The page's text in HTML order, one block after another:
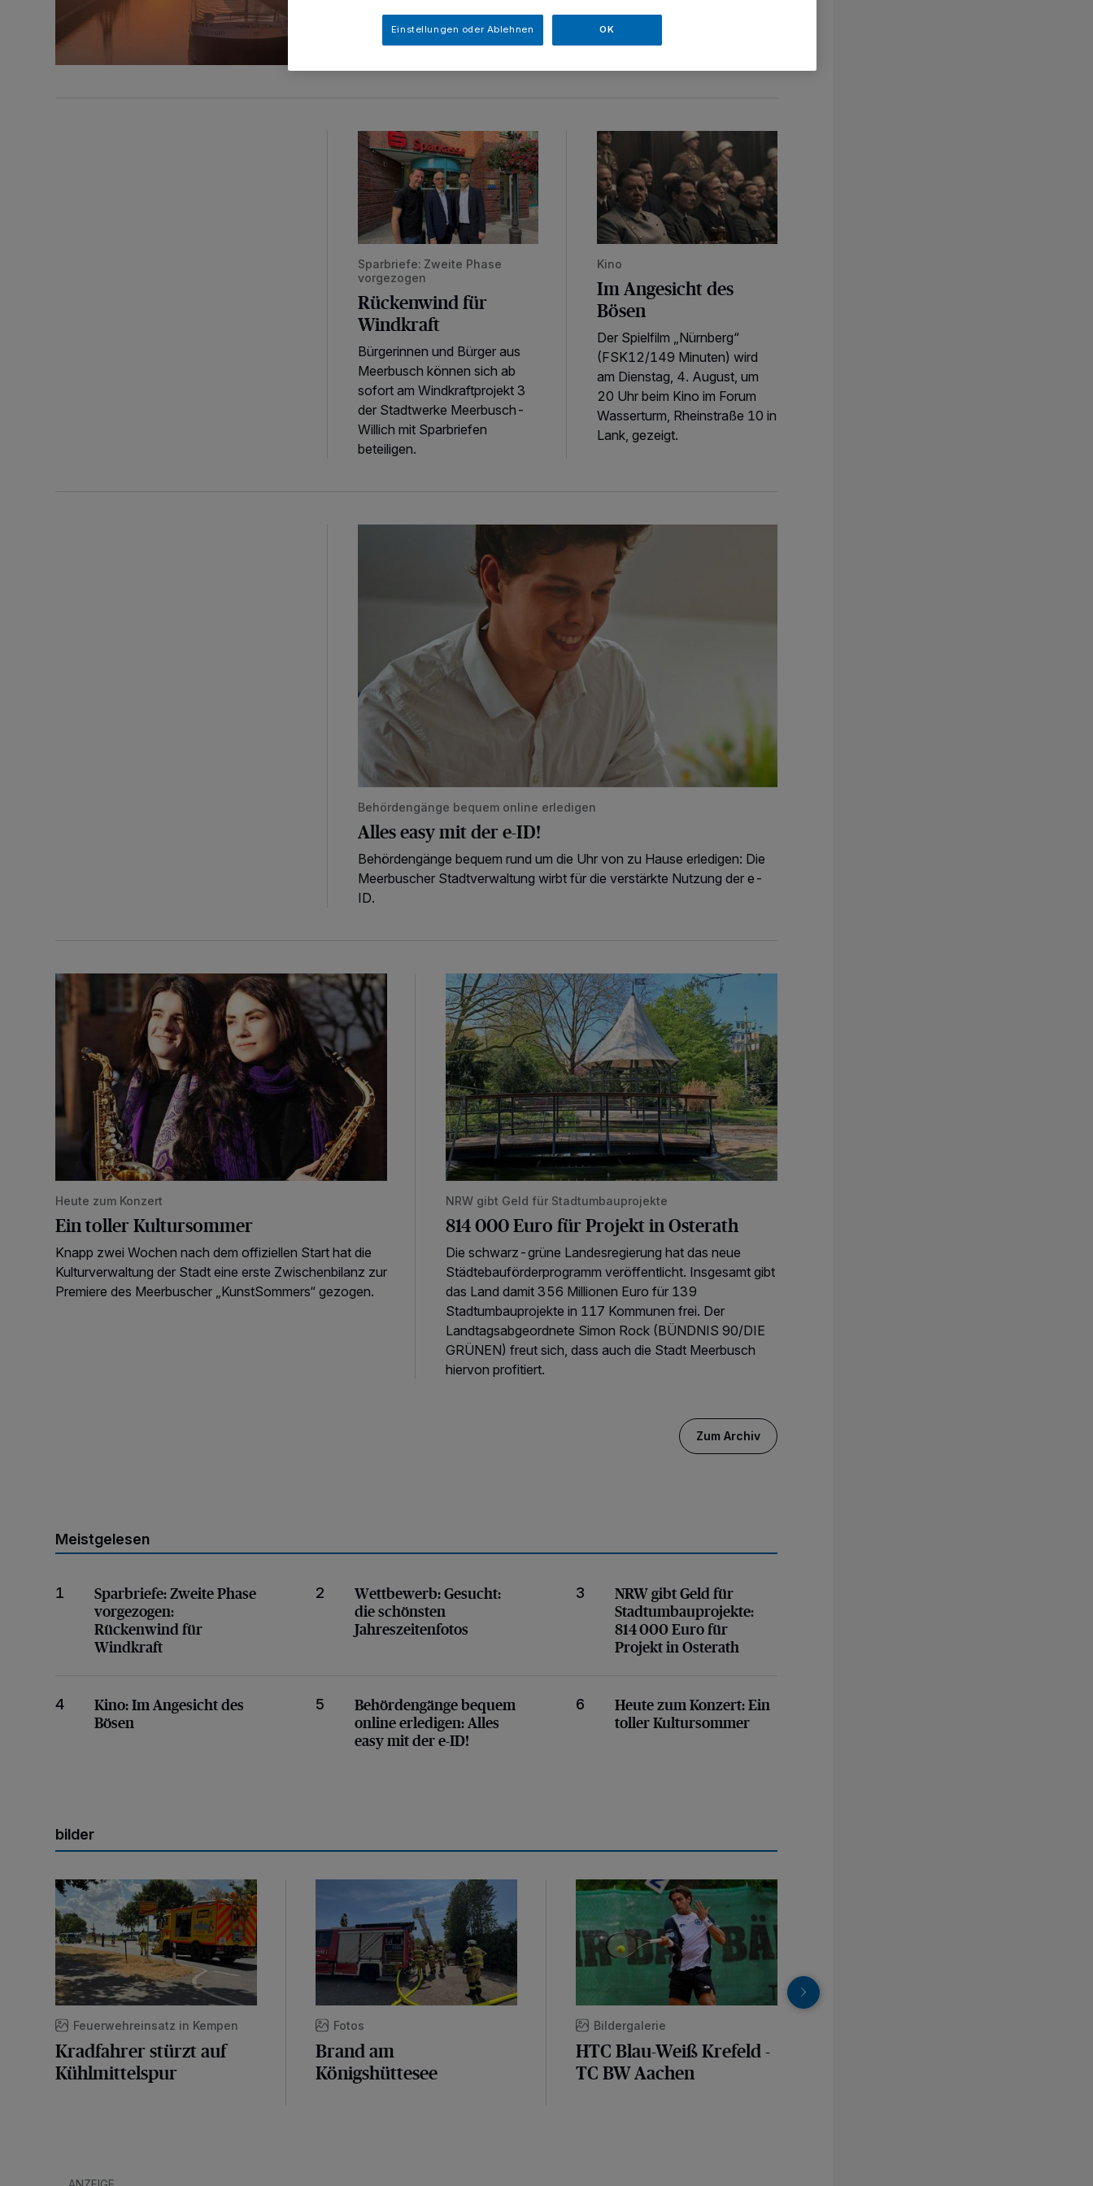
Rückenwind für Windkraft
Sparbriefe: Zweite Phase
vorgezogen
Rückenwind für
Windkraft
Bürgerinnen und Bürger aus
Meerbusch können sich ab
sofort am Windkraftprojekt 3
der Stadtwerke Meerbusch-
Willich mit Sparbriefen
beteiligen.
Im Angesicht des Bösen
Kino
Im Angesicht des
Bösen
Der Spielfilm „Nürnberg“
(FSK12/149 Minuten) wird
am Dienstag, 4. August, um
20 Uhr beim Kino im Forum
Wasserturm, Rheinstraße 10 in
Lank, gezeigt.
Behördengänge bequem online erledigen
Alles easy mit der e-ID!
Behördengänge bequem rund um die Uhr von zu Hause erledigen: Die
Meerbuscher Stadtverwaltung wirbt für die verstärkte Nutzung der e-
ID.
Ein toller Kultursommer
Heute zum Konzert
Ein toller Kultursommer
Knapp zwei Wochen nach dem offiziellen Start hat die
Kulturverwaltung der Stadt eine erste Zwischenbilanz zur
Premiere des Meerbuscher „KunstSommers“ gezogen.
814 000 Euro für Projekt in Osterath
NRW gibt Geld für Stadtumbauprojekte
814 000 Euro für Projekt in Osterath
Die schwarz-grüne Landesregierung hat das neue
Städtebauförderprogramm veröffentlicht. Insgesamt gibt
das Land damit 356 Millionen Euro für 139
Stadtumbauprojekte in 117 Kommunen frei. Der
Landtagsabgeordnete Simon Rock (BÜNDNIS 90/DIE
GRÜNEN) freut sich, dass auch die Stadt Meerbusch
hiervon profitiert.
Zum Archiv
Meistgelesen
1
Rückenwind für Windkraft
Sparbriefe: Zweite Phase
vorgezogen:
Rückenwind für
Windkraft
2
Gesucht: die schönsten Jahreszeitenfotos
Wettbewerb:Gesucht:
die schönsten
Jahreszeitenfotos
3
814 000 Euro für Projekt in Osterath
NRW gibt Geld für
Stadtumbauprojekte:
814 000 Euro für
Projekt in Osterath
4
Im Angesicht des Bösen
Kino:Im Angesicht des
Bösen
5
Alles easy mit der e-ID!
Behördengänge bequem
online erledigen:Alles
easy mit der e-ID!
6
Ein toller Kultursommer
Heute zum Konzert:Ein
toller Kultursommer
bilder
Kradfahrer stürzt auf Kühlmittelspur
Feuerwehreinsatz in Kempen
Kradfahrer stürzt auf
Kühlmittelspur
Brand am Königshüttesee
Fotos
Brand am
Königshüttesee
HTC Blau-Weiß Krefeld - TC BW Aachen
Bildergalerie
HTC Blau-Weiß Krefeld -
TC BW Aachen
Einstellungen oder Ablehnen OK